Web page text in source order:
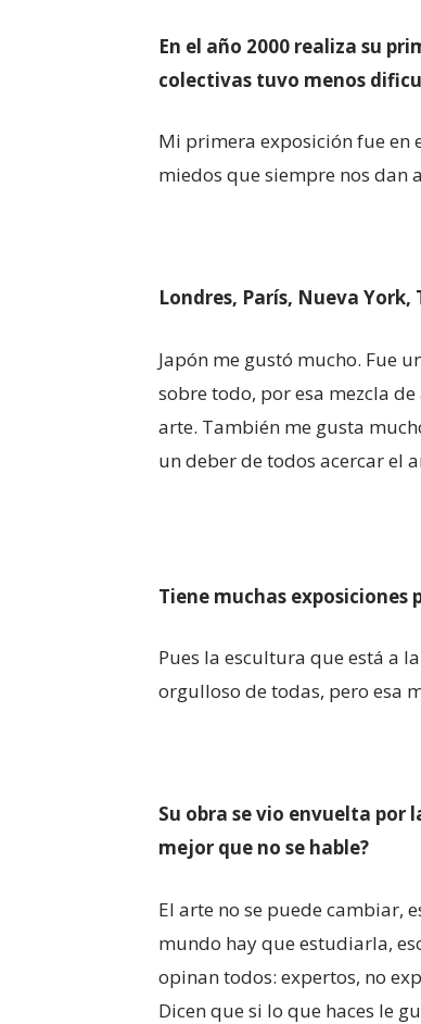
En el año 2000 realiza su
colectivas tuvo menos
Mi primera exposición fue en
miedos que siempre nos dan
Londres, París, Nueva
Japón me gustó mucho. Fue
sobre todo, por esa mezcla
arte. También me gusta
un deber de todos acercar el
Tiene muchas exposiciones
Pues la escultura que está a
orgulloso de todas, pero esa
Su obra se vio envuelta por
mejor que no se hable?
El arte no se puede cambiar,
mundo hay que estudiarla,
opinan todos: expertos, no
Dicen que si lo que haces le